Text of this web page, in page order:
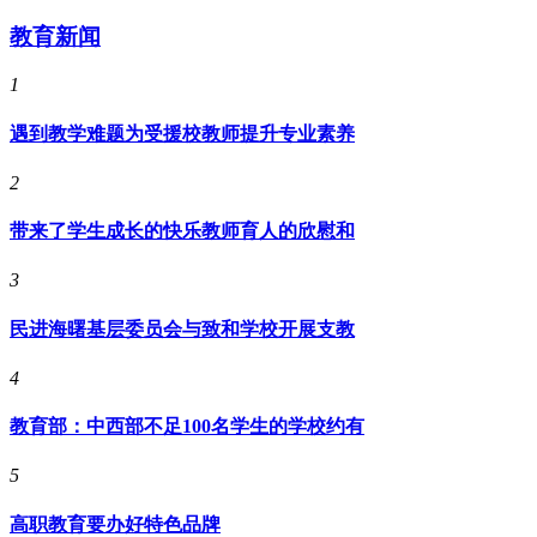
教育新闻
1
遇到教学难题为受援校教师提升专业素养
2
带来了学生成长的快乐教师育人的欣慰和
3
民进海曙基层委员会与致和学校开展支教
4
教育部：中西部不足100名学生的学校约有
5
高职教育要办好特色品牌